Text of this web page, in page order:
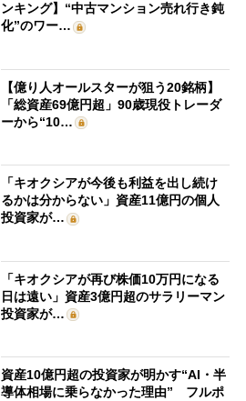
ンキング】“中古マンション売れ行き鈍
化”のワー…
【億り人オールスターが狙う20銘柄】
「総資産69億円超」90歳現役トレーダ
ーから“10…
「キオクシアが今後も利益を出し続け
るかは分からない」資産11億円の個人
投資家が…
「キオクシアが再び株価10万円になる
日は遠い」資産3億円超のサラリーマン
投資家が…
資産10億円超の投資家が明かす“AI・半
導体相場に乗らなかった理由” フルポ